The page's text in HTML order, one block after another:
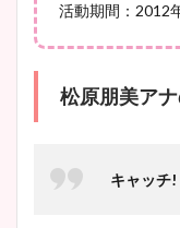
活動期間：2012
松原朋美ア
キャッチ!